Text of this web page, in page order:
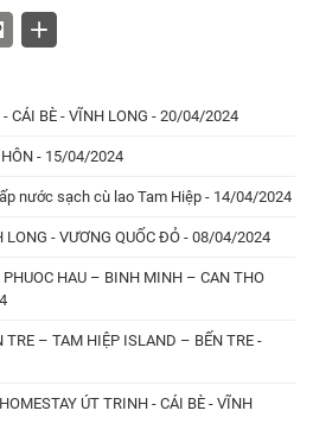
- CÁI BÈ - VĨNH LONG - 20/04/2024
HÔN - 15/04/2024
nước sạch cù lao Tam Hiệp - 14/04/2024
LONG - VƯƠNG QUỐC ĐỎ - 08/04/2024
HAU – BINH MINH – CAN THO
TRE – TAM HIỆP ISLAND – BẾN TRE -
ÚT TRINH - CÁI BÈ - VĨNH